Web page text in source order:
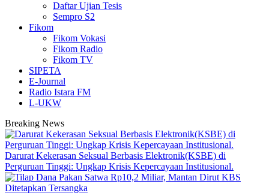
Daftar Ujian Tesis
Sempro S2
Fikom
Fikom Vokasi
Fikom Radio
Fikom TV
SIPETA
E-Journal
Radio Istara FM
L-UKW
Breaking News
Darurat Kekerasan Seksual Berbasis Elektronik(KSBE) di
Perguruan Tinggi: Ungkap Krisis Kepercayaan Institusional.